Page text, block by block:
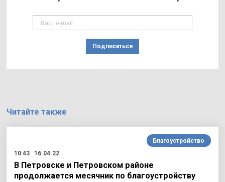
Подписаться
Читайте также
Благоустройство
10:43
16.04.22
В Петровске и Петровском районе
продолжается месячник по благоустройству